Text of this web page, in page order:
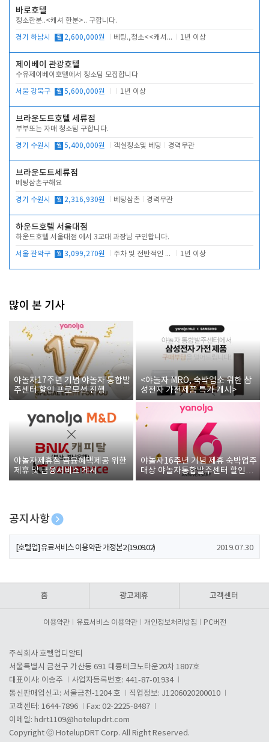
바로호텔
청소한분..<캐셔 한분>.. 구합니다.
경기 하남시 월 2,600,000원 베팅.,청소<<캐셔 모셔봅니다. 1년 이상
제이베이 관광호텔
수유제이베이호텔에서 청소팀 모집합니다
서울 강북구 월 5,600,000원 1년 이상
브라운도트호텔 세류점
부부또는 자매 청소팀 구합니다.
경기 수원시 월 5,400,000원 객실청소및 베팅 경력무관
브라운도트세류점
베팅삼촌구해요
경기 수원시 월 2,316,930원 베팅삼촌 경력무관
하운드호텔 서울대점
하운드호텔 서울대점 에서 3교대 과장님 구인합니다.
서울 관악구 월 3,099,270원 주차 및 전반적인 당번업무 1년 이상
많이 본 기사
야놀자17주년 기념 야놀자 통합발
주센터 할인 프로모션 진행
<야놀자 MRO, 숙박업소 위한 삼
성전자 가전제품 특가 개시>
야놀자제휴점 금융혜택제공 위한
제휴 및 금융서비스 게시
야놀자16주년 기념 제휴 숙박업주
대상 야놀자통합발주센터 할인쿠
폰 증정
공지사항
[호텔업] 개인정보 처리방침 개정본1 (19.09.02)
[호텔업] 유료서비스 이용약관 개정본2 (19.09.02) 2019.07.30
홈 광고제휴 고객센터
이용약관 유료서비스 이용약관 개인정보처리방침 PC버전
주식회사 호텔업디알티
서울특별시 금천구 가산동 691 대륭테크노타운20차 1807호
대표이사: 이송주
사업자등록번호: 441-87-01934
통신판매업신고: 서울금천-1204 호
직업정보: J1206020200010
고객센터: 1644-7896
Fax: 02-2225-8487
이메일: hdrt1109@hotelupdrt.com
Copyright ⓒ HotelupDRT Corp. All Right Reserved.